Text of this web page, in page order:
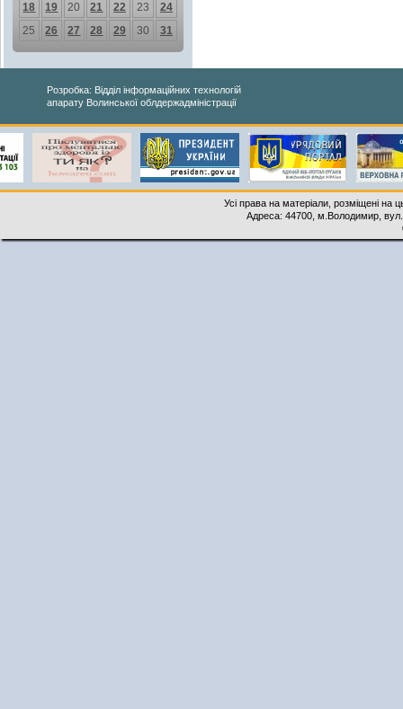
18
19 20 21 22 23
24
25
26 27 28 29 30 31
Розробка: Відділ інформаційних технологій
апарату Волинської облдержадміністрації
Усі права на матеріали, розміщені на
Адреса: 44700, м.Володимир,